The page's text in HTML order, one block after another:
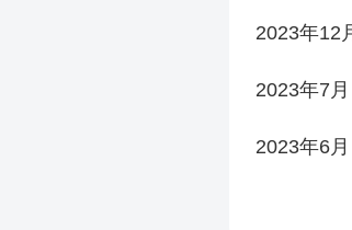
2023年12
2023年7月
2023年6月